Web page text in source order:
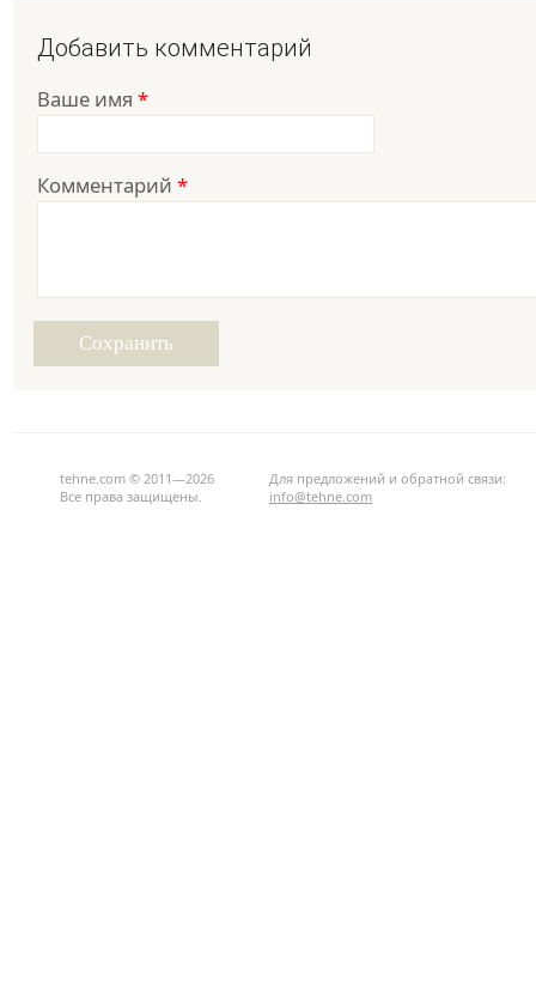
Добавить комментарий
Ваше имя *
Комментарий *
tehne.com © 2011—2026
Все права защищены.
Для предложений и обратной связи:
info@tehne.com